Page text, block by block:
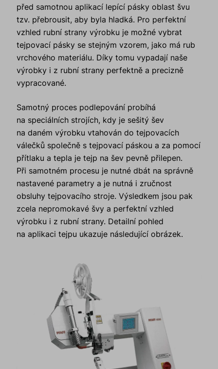
před samotnou aplikací lepící pásky oblast švu
tzv. přebrousit, aby byla hladká. Pro perfektní
vzhled rubní strany výrobku je možné vybrat
tejpovací pásky se stejným vzorem, jako má rub
vrchového materiálu. Díky tomu vypadají naše
výrobky i z rubní strany perfektně a precizně
vypracované.
Samotný proces podlepování probíhá
na speciálních strojích, kdy je sešitý šev
na daném výrobku vtahován do tejpovacích
válečků společně s tejpovací páskou a za pomocí
přítlaku a tepla je tejp na šev pevně přilepen.
Při samotném procesu je nutné dbát na správně
nastavené parametry a je nutná i zručnost
obsluhy tejpovacího stroje. Výsledkem jsou pak
zcela nepromokavé švy a perfektní vzhled
výrobku i z rubní strany. Detailní pohled
na aplikaci tejpu ukazuje následující obrázek.